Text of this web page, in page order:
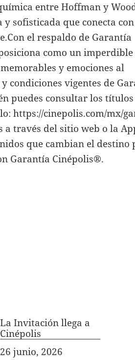
entre Hoffman y
sofisticada que conecta
el respaldo de Garantía
como un
y emociones al
condiciones vigentes de
puedes consultar los
https://cinepolis.com/mx/
a través del sitio web o la
que cambian el destino
Garantía Cinépolis®.
La Invitación llega a
Cinépolis
Fecha
26 junio, 2026